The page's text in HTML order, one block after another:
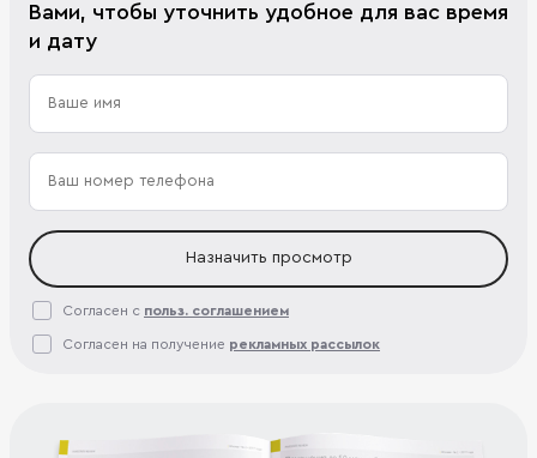
Вами, чтобы уточнить удобное для вас время
и дату
Назначить просмотр
Согласен с польз. соглашением
Согласен на получение рекламных рассылок